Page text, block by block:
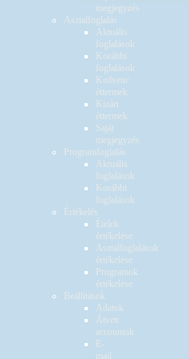
megjegyzés
Asztalfoglalás
Aktuális
foglalások
Korábbi
foglalások
Kedvenc
éttermek
Kizárt
éttermek
Saját
megjegyzés
Programfoglalás
Aktuális
foglalások
Korábbi
foglalások
Értékelés
Ételek
értékelése
Asztalfoglalások
értékelése
Programok
értékelése
Beállítások
Adatok
Átvett
accountok
E-
mail